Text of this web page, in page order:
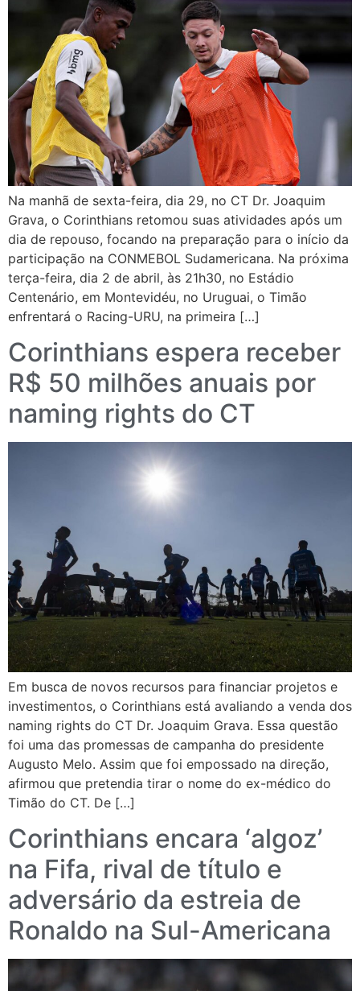
Na manhã de sexta-feira, dia 29, no CT Dr. Joaquim
Grava, o Corinthians retomou suas atividades após um
dia de repouso, focando na preparação para o início da
participação na CONMEBOL Sudamericana. Na próxima
terça-feira, dia 2 de abril, às 21h30, no Estádio
Centenário, em Montevidéu, no Uruguai, o Timão
enfrentará o Racing-URU, na primeira […]
Corinthians espera receber
R$ 50 milhões anuais por
naming rights do CT
Em busca de novos recursos para financiar projetos e
investimentos, o Corinthians está avaliando a venda dos
naming rights do CT Dr. Joaquim Grava. Essa questão
foi uma das promessas de campanha do presidente
Augusto Melo. Assim que foi empossado na direção,
afirmou que pretendia tirar o nome do ex-médico do
Timão do CT. De […]
Corinthians encara ‘algoz’
na Fifa, rival de título e
adversário da estreia de
Ronaldo na Sul-Americana